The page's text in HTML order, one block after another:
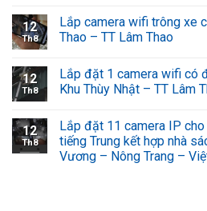
12
Th8
Lắp camera wifi trông xe
Thao – TT Lâm Thao
12
Th8
Lắp đặt 1 camera wifi có
Khu Thùy Nhật – TT Lâm
12
Th8
Lắp đặt 11 camera IP cho
tiếng Trung kết hợp nhà
Vương – Nông Trang –